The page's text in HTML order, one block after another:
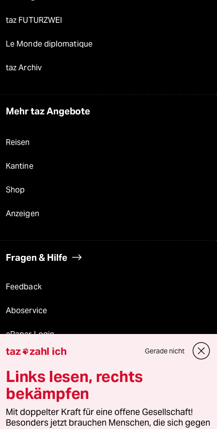
taz FUTURZWEI
Le Monde diplomatique
taz Archiv
Mehr taz Angebote
Reisen
Kantine
Shop
Anzeigen
Fragen & Hilfe
Feedback
Aboservice
ePaper Login
Downloads für Abonnierende
© 2026 taz Verlags und Vertriebs GmbH
Alle Rechte vorbehalten. Bei rechtlichen Fragen oder für Genehmigungen
wenden Sie sich bitte an
lizenzen@taz.de
taz zahl ich Gerade nicht
Links lesen, rechts
bekämpfen
Mit doppelter Kraft für eine offene Gesellschaft!
Besonders jetzt brauchen Menschen, die sich gegen